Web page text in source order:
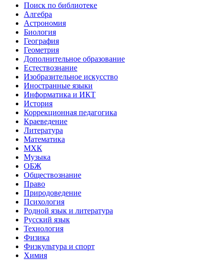
Поиск по библиотеке
Алгебра
Астрономия
Биология
География
Геометрия
Дополнительное образование
Естествознание
Изобразительное искусство
Иностранные языки
Информатика и ИКТ
История
Коррекционная педагогика
Краеведение
Литература
Математика
МХК
Музыка
ОБЖ
Обществознание
Право
Природоведение
Психология
Родной язык и литература
Русский язык
Технология
Физика
Физкультура и спорт
Химия